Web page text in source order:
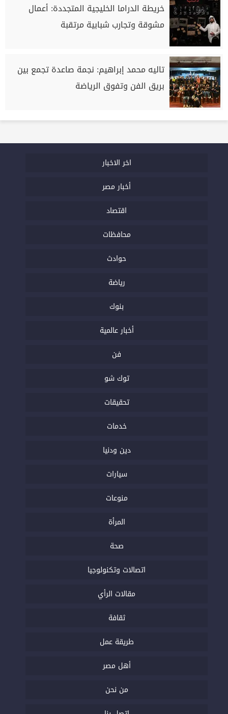
خريطة الدراما الخليجية المتجددة: أعمال
مشوقة وتجارب شبابية مرتقبة
تاليه محمد إبراهيم: نجمة صاعدة تجمع بين
بريق الفن وتفوق الرياضة
اخر الاخبار
أخبار مصر
اقتصاد
محافظات
حوادث
رياضة
بنوك
أخبار عالمية
فن
توك شو
تحقيقات
خدمات
دين ودنيا
سيارات
منوعات
المرأة
صحة
اتصالات وتكنولوجيا
مقالات الرأي
ثقافة
طريقة عمل
أهل مصر
من نحن